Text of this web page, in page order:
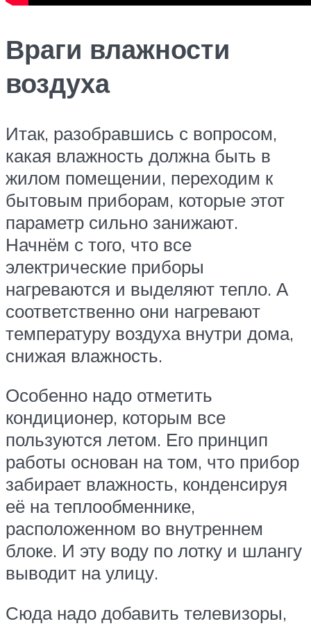
Враги влажности
воздуха
Итак, разобравшись с вопросом,
какая влажность должна быть в
жилом помещении, переходим к
бытовым приборам, которые этот
параметр сильно занижают.
Начнём с того, что все
электрические приборы
нагреваются и выделяют тепло. А
соответственно они нагревают
температуру воздуха внутри дома,
снижая влажность.
Особенно надо отметить
кондиционер, которым все
пользуются летом. Его принцип
работы основан на том, что прибор
забирает влажность, конденсируя
её на теплообменнике,
расположенном во внутреннем
блоке. И эту воду по лотку и шлангу
выводит на улицу.
Сюда надо добавить телевизоры,